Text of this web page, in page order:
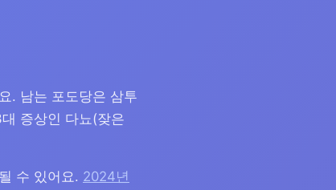
. 남는 포도당은 삼투
증상인 다뇨(잦은
수 있어요. 2024년